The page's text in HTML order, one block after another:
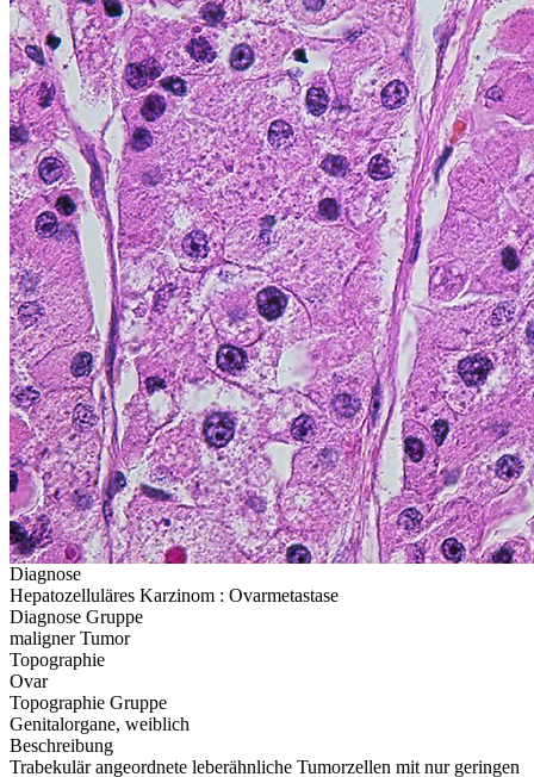
Diagnose
Hepatozelluläres Karzinom : Ovarmetastase
Diagnose Gruppe
maligner Tumor
Topographie
Ovar
Topographie Gruppe
Genitalorgane, weiblich
Beschreibung
Trabekulär angeordnete leberähnliche Tumorzellen mit nur geringen